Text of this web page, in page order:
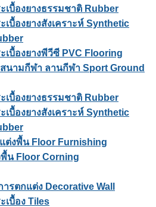
เบื้องยางธรรมชาติ Rubber
เบื้องยางสังเคราะห์ Synthetic
เบื้องยางพีวีซี PVC Flooring
นามกีฬา ลานกีฬา Sport Ground
เบื้องยางธรรมชาติ Rubber
เบื้องยางสังเคราะห์ Synthetic
ต่งพื้น Floor Furnishing
น Floor Corning
ารตกแต่ง Decorative Wall
เบื้อง Tiles